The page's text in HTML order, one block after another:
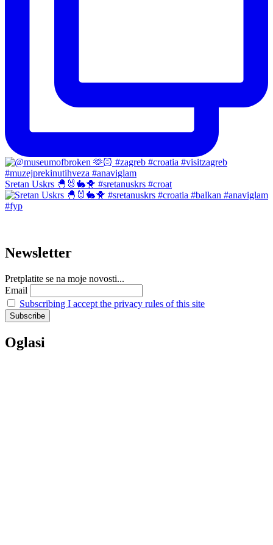
Sretan Uskrs 🐣🐰🐇🐥 #sretanuskrs #croat
Newsletter
Pretplatite se na moje novosti...
Email
Subscribing I accept the privacy rules of this site
Oglasi